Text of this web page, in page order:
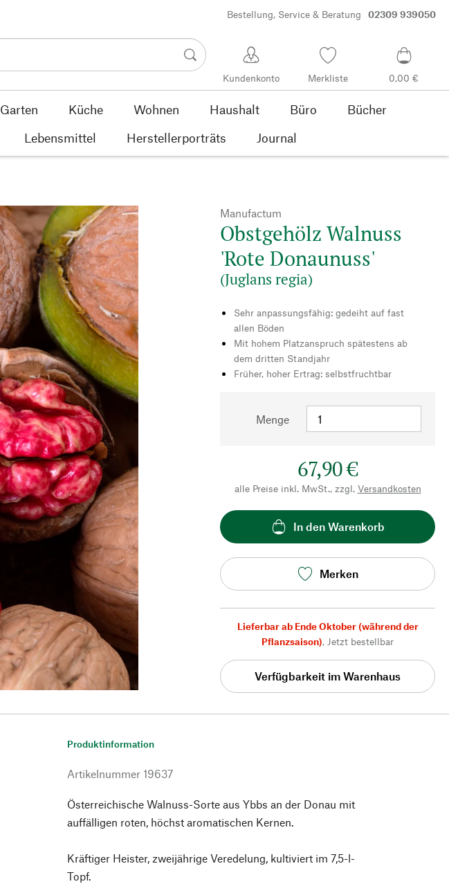
Bestellung, Service & Beratung 02309 939050
Kundenkonto Merkliste 0,00 €
Garten Küche Wohnen Haushalt Büro
Bücher
Lebensmittel Herstellerporträts Journal
Manufactum
Obstgehölz Walnuss
'Rote Donaunuss'
(Juglans regia)
Sehr anpassungsfähig: gedeiht auf fast
allen Böden
Mit hohem Platzanspruch spätestens ab
dem dritten Standjahr
Früher, hoher Ertrag: selbstfruchtbar
Menge
67,90 €
alle Preise inkl. MwSt., zzgl. Versandkosten
In den Warenkorb
Merken
Lieferbar ab Ende Oktober (während der
Pflanzsaison), Jetzt bestellbar
Verfügbarkeit im Warenhaus
Produktinformation
Artikelnummer 19637
Österreichische Walnuss-Sorte aus Ybbs an der Donau mit
auffälligen roten, höchst aromatischen Kernen.
Kräftiger Heister, zweijährige Veredelung, kultiviert im 7,5-l-
Topf.